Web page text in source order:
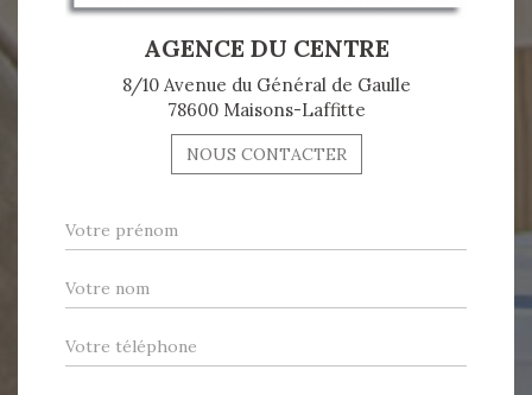
AGENCE DU CENTRE
8/10 Avenue du Général de Gaulle
78600 Maisons-Laffitte
NOUS CONTACTER